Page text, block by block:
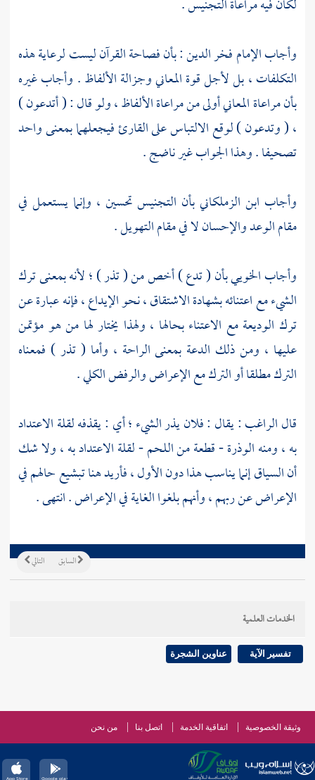
لكان فيه مراعاة التجنيس .
وأجابالإمام فخر الدين: بأن فصاحة القرآن ليست لرعاية هذه
التكلفات ، بل لأجل قوة المعاني وجزالة الألفاظ . وأجاب غيره
بأن مراعاة المعاني أولى من مراعاة الألفاظ ، ولو قال : ( أتدعون )
، ( وتدعون ) لوقع الالتباس على القارئ فيجعلهما بمعنى واحد
تصحيفا . وهذا الجواب غير ناضج .
وأجاب ابن الزملكانيبأن التجنيس تحسين ، وإنما يستعمل في
مقام الوعد والإحسان لا في مقام التهويل .
وأجابالخوييبأن ( تدع ) أخص من ( تذر ) ؛ لأنه بمعنى ترك
الشيء مع اعتنائه بشهادة الاشتقاق ، نحو الإيداع ، فإنه عبارة عن
ترك الوديعة مع الاعتناء بحالها ، ولهذا يختار لها من هو مؤتمن
عليها ، ومن ذلك الدعة بمعنى الراحة ، وأما ( تذر ) فمعناه
الترك مطلقا أو الترك مع الإعراض والرفض الكلي .
قالالراغب: يقال : فلان يذر الشيء ؛ أي : يقذفه لقلة الاعتداد
به ، ومنه الوذرة - قطعة من اللحم - لقلة الاعتداد به ، ولا شك
أن السياق إنما يناسب هذا دون الأول ، فأريد هنا تبشيع حالهم في
الإعراض عن ربهم ، وأنهم بلغوا الغاية في الإعراض . انتهى .
التالي السابق
الخدمات العلمية
تفسير الآية عناوين الشجرة
وثيقة الخصوصية اتفاقية الخدمة اتصل بنا من نحن